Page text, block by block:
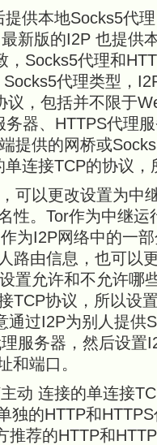
供本地Socks5代
新版的I2P 也提供
，Socks5代理和
代理类型，
议，包括并不限于
器、HTTPS代理
提供的网桥或
连接TCP的协议
可以更改设置为中
性。Tor作为中继
为I2P网络中的一
路由信息，也可以
置允许和不允许哪
TCP协议，所以设
通过I2P为别人提供
服务器，然后设置
和端口。
动 连接的单连接
独的HTTP和
推荐的HTTP和